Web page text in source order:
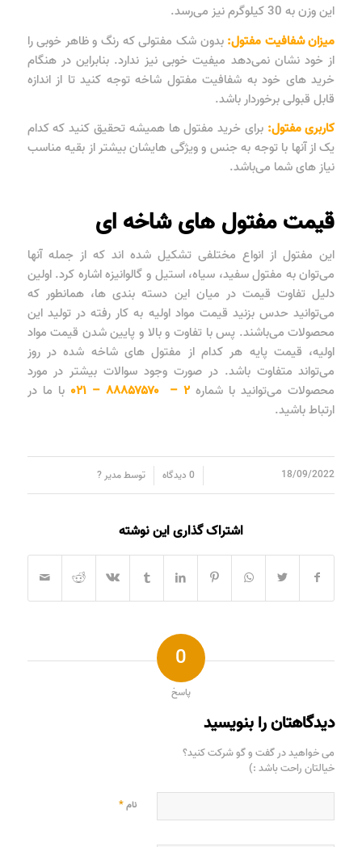
این وزن به 30 کیلوگرم نیز می‌رسد.
میزان شفافیت مفتول: بدون شک مفتولی که رنگ و ظاهر خوبی را
از خود نشان نمی‌دهد میفیت خوبی نیز ندارد. بنابراین در هنگام
خرید های خود به شفافیت مفتول شاخه توجه کنید تا از اندازه
قابل قبولی برخوردار باشد.
کاربری مفتول: برای خرید مفتول ها همیشه تحقیق کنید که کدام
یک از آنها با توجه به جنس و ویژگی هایشان بیشتر از بقیه مناسب
نیاز های شما می‌باشد.
قیمت مفتول های شاخه ای
این مفتول از انواع مختلفی تشکیل شده اند که از جمله آنها
می‌توان به مفتول سفید، سیاه، استیل و گالوانیزه اشاره کرد. اولین
دلیل تفاوت قیمت در میان این دسته بندی ها، همانطور که
می‌توانید حدس بزنید قیمت مواد اولیه به کار رفته در تولید این
محصولات می‌باشند. پس با تفاوت و بالا و پایین شدن قیمت مواد
اولیه، قیمت پایه هر کدام از مفتول های شاخه شده در روز
می‌تواند متفاوت باشد. در صورت وجود سوالات بیشتر در مورد
محصولات می‌توانید با شماره ۲ – ۸۸۸۵۷۵۷۰ – ۰۲۱
با ما در
ارتباط باشید.
18/09/2022 0 دیدگاه توسطمدیر ?
اشتراک گذاری این نوشته
0
پاسخ
دیدگاهتان را بنویسید
می خواهید در گفت و گو شرکت کنید؟
خیالتان راحت باشد :)
نام*